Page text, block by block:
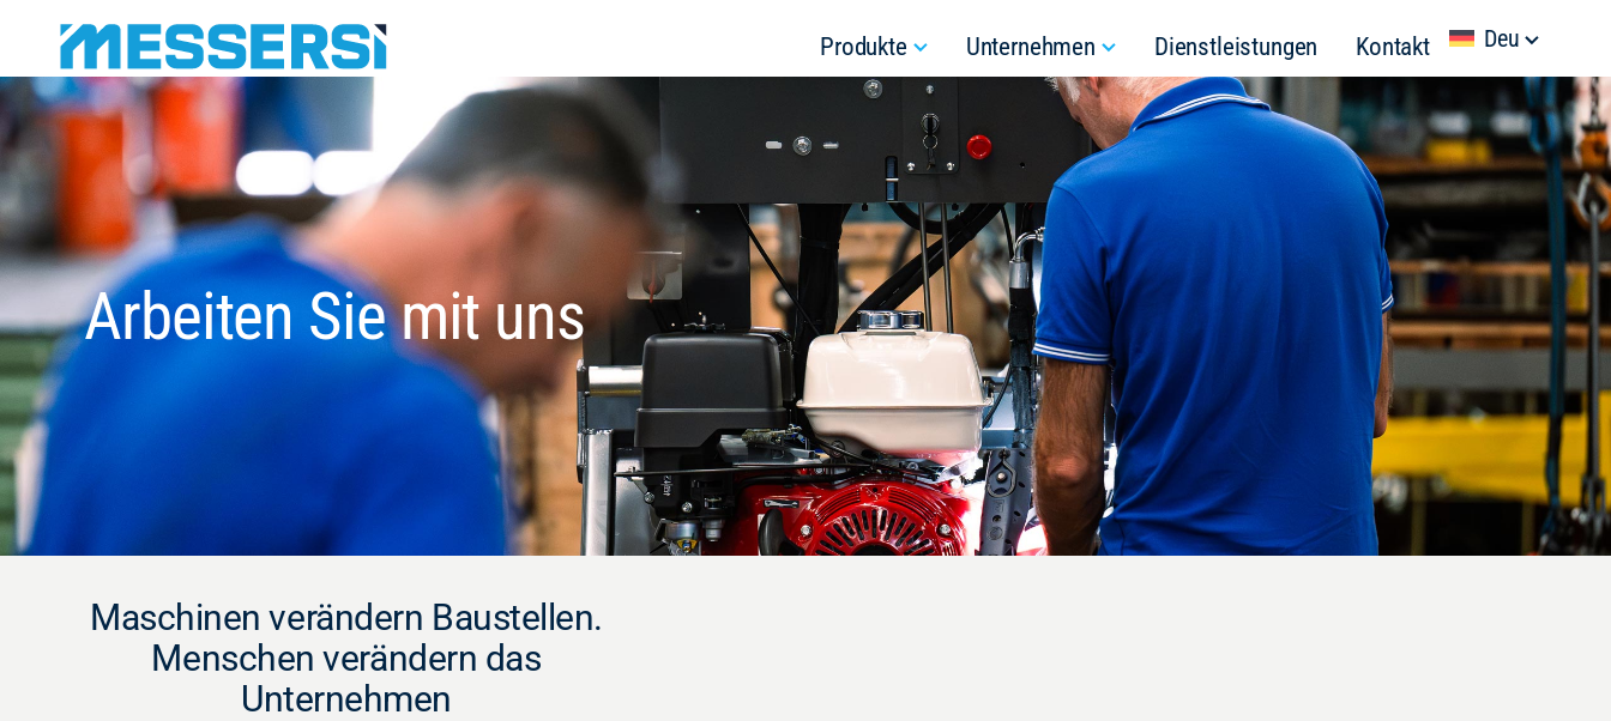
Produkte Unternehmen Dienstleistungen Kontakt Deu
Arbeiten Sie mit uns
Maschinen verändern Baustellen.
Menschen verändern das
Unternehmen